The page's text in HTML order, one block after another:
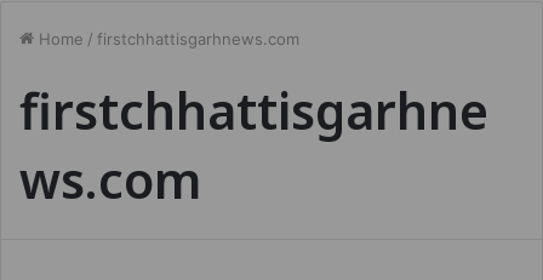
Home / firstchhattisgarhnews.com
firstchhattisgarhne
ws.com